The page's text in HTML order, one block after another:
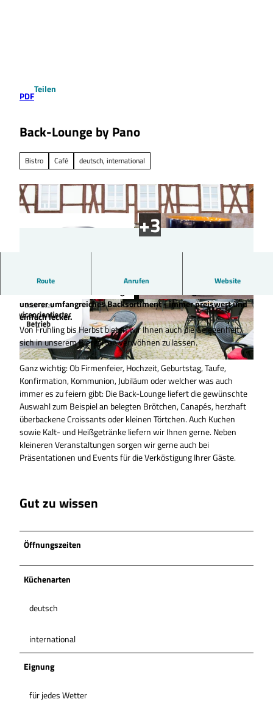
PDF
Teilen
Back-Lounge by Pano
Bistro Café deutsch, international
©
©CC0
© Copyright,Spreadtrum,2011, Artist-freed |
CC0
Route Anrufen Website
Verweilen Sie in der Back-Lounge mit einem Glas Wein oder
unserer umfangreiches Backsortiment - immer preiswert und
einfach lecker.
Von Frühling bis Herbst bieten wir Ihnen auch die Gelegenheit,
sich in unserem Biergarten verwöhnen zu lassen.
Ganz wichtig: Ob Firmenfeier, Hochzeit, Geburtstag, Taufe,
Konfirmation, Kommunion, Jubiläum oder welcher was auch
immer es zu feiern gibt: Die Back-Lounge liefert die gewünschte
Auswahl zum Beispiel an belegten Brötchen, Canapés, herzhaft
überbackene Croissants oder kleinen Törtchen. Auch Kuchen
sowie Kalt- und Heißgetränke liefern wir Ihnen gerne. Neben
kleineren Veranstaltungen sorgen wir gerne auch bei
Präsentationen und Events für die Verköstigung Ihrer Gäste.
Gut zu wissen
Öffnungszeiten
Küchenarten
deutsch
international
Eignung
für jedes Wetter